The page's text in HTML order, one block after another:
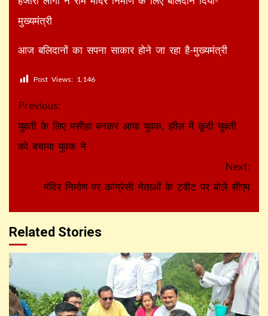
मुख्यमंत्री
आज बलिदानों का सपना साकार होने जा रहा है-मुख्यमंत्री
Post Views: 1,146
Continue
Reading
Previous:
युवती के लिए मसीहा बनकर आया युवक, झील में कूदी युवती
को बचाया युवक ने
Next:
मंदिर निर्माण पर कांग्रेसी नेताओं के ट्वीट पर बोले सीएम
Related Stories